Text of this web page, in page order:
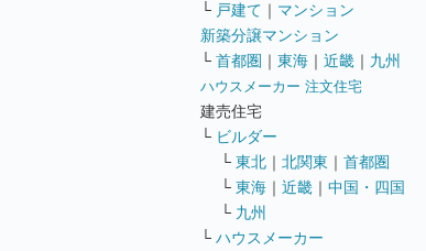
└ 戸建て ｜ マンション
新築分譲マンション
└ 首都圏 ｜ 東海 ｜ 近畿 ｜ 九州
ハウスメーカー 注文住宅
建売住宅
└ ビルダー
└ 東北 ｜ 北関東 ｜ 首都圏
└ 東海 ｜ 近畿 ｜ 中国・四国
└ 九州
└ ハウスメーカー